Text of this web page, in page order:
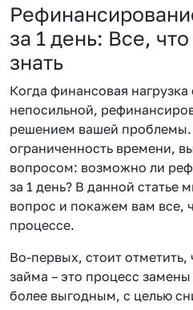
за 1 день: Все,
знать
Когда финансовая нагрузка
непосильной,
решением вашей проблемы.
ограниченность времени,
вопросом: возможно ли
за 1 день? В данной статье
вопрос и покажем вам все,
процессе.
Во-первых, стоит
займа – это процесс
более выгодным, с целью